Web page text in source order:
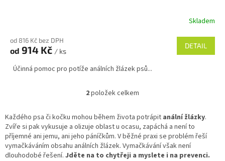
Skladem
od 816 Kč bez DPH
od 914 Kč / ks
DETAIL
Účinná pomoc pro potíže análních žlázek psů...
O
l
á
d
a
c
2položek celkem
Každého psa či kočku mohou během života potrápit anální žlázky.
Zvíře si pak vykusuje a olizuje oblast u ocasu, zapáchá a není to
příjemné ani jemu, ani jeho páníčkům. V běžné praxi se problém řeší
vymačkáváním obsahu análních žlázek. Vymačkávání však není
dlouhodobé řešení. Jděte na to chytřeji a myslete i na prevenci.